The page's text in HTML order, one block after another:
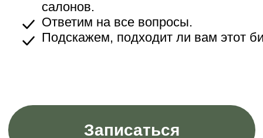
Наталья была клиенткой IDOL FACE,
открыла салон вместе с мужем и
сегодня управляет уже двумя
продумано и просчитано до мелочей
сопровождение управляющей компании
на всех этапах просто ураган, в общем